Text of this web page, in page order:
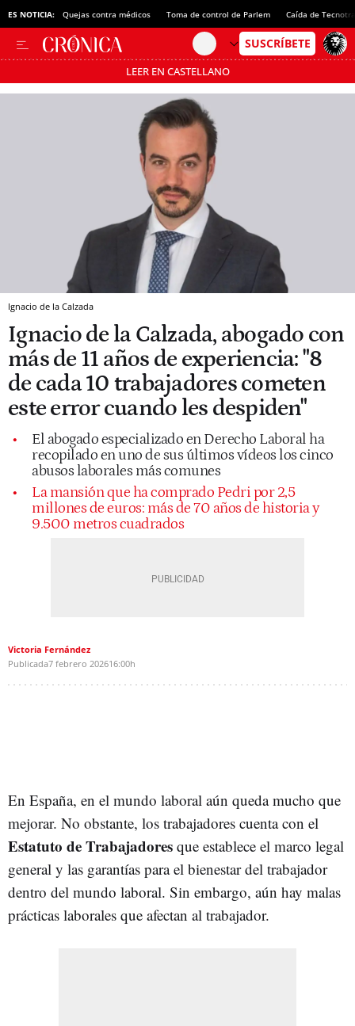
ES NOTICIA: Quejas contra médicos Toma de control de Parlem Caída de
LEER EN CASTELLANO
Pásate al MODO AHORRO
Ignacio de la Calzada
Ignacio de la Calzada, abogado con
más de 11 años de experiencia: "8
de cada 10 trabajadores cometen
este error cuando les despiden"
El abogado especializado en Derecho Laboral ha
recopilado en uno de sus últimos vídeos los cinco
abusos laborales más comunes
La mansión que ha comprado Pedri por 2,5
millones de euros: más de 70 años de historia y
9.500 metros cuadrados
Victoria Fernández
Publicada7 febrero 202616:00h
En España, en el mundo laboral aún queda mucho que
mejorar. No obstante, los trabajadores cuenta con el
Estatuto de Trabajadores que establece el marco legal
general y las garantías para el bienestar del trabajador
dentro del mundo laboral. Sin embargo, aún hay malas
prácticas laborales que afectan al trabajador.